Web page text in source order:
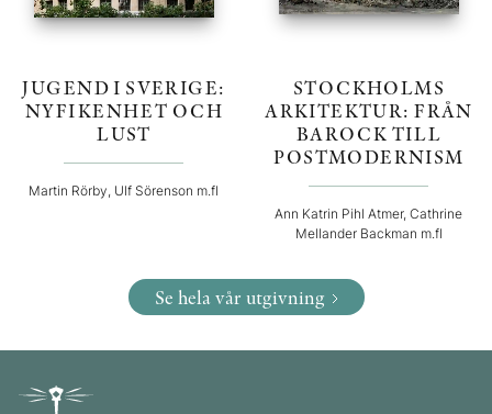
JUGEND I SVERIGE:
NYFIKENHET OCH
LUST
Martin Rörby, Ulf Sörenson m.fl
STOCKHOLMS
ARKITEKTUR: FRÅN
BAROCK TILL
POSTMODERNISM
Ann Katrin Pihl Atmer, Cathrine
Mellander Backman m.fl
Se hela vår utgivning